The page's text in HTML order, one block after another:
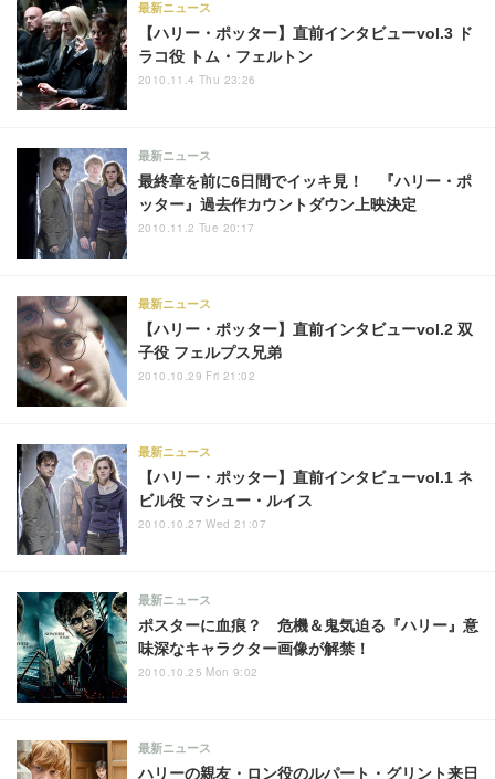
【ハリー・ポッター】直前インタビューvol.3 ド
ラコ役 トム・フェルトン
最新ニュース
2010.11.4 Thu 23:26
最終章を前に6日間でイッキ見！ 『ハリー・ポ
ッター』過去作カウントダウン上映決定
最新ニュース
2010.11.2 Tue 20:17
【ハリー・ポッター】直前インタビューvol.2 双
子役 フェルプス兄弟
最新ニュース
2010.10.29 Fri 21:02
【ハリー・ポッター】直前インタビューvol.1 ネ
ビル役 マシュー・ルイス
最新ニュース
2010.10.27 Wed 21:07
ポスターに血痕？ 危機＆鬼気迫る『ハリー』意
味深なキャラクター画像が解禁！
最新ニュース
2010.10.25 Mon 9:02
ハリーの親友・ロン役のルパート・グリント来日
最新ニュース